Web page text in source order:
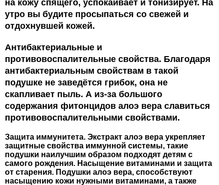
на кожу спящего, успокаивает и тонизирует. На
утро вы будите просыпаться со свежей и
отдохнувшей кожей.
Антибактериальные и
противовоспалительные свойства. Благодаря
антибактериальным свойствам в такой
подушке не заведётся грибок, она не
скапливает пыль. А из-за большого
содержания фитонцидов алоэ вера славиться
противовоспалительными свойствами.
Защита иммунитета. Экстракт алоэ вера укрепляет
защитные свойства иммунной системы, такие
подушки наилучшим образом подходят детям с
самого рождения. Насыщение витаминами и защита
от старения. Подушки алоэ вера, способствуют
насыщению кожи нужными витаминами, а также